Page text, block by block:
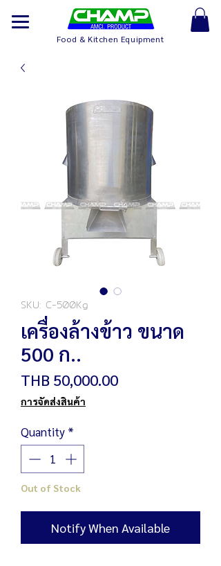
Food & Kitchen Equipment
SKU: C-500Kg
เครื่องล้างข้าว ขนาด
500 ก..
THB 50,000.00Price
การจัดส่งสินค้า
Quantity *
Out of Stock
Notify When Available